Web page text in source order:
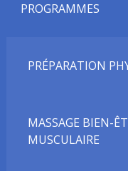
PROGRAMMES
PRÉPARATION
MASSAGE BIEN-
MUSCULAIRE